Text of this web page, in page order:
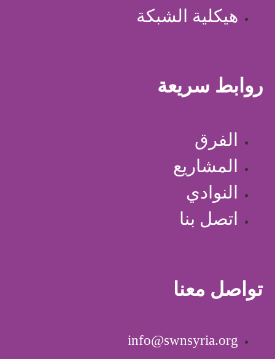
هيكلية الشبكة
روابط سريعة
الفرق
المشاريع
النوادي
اتصل بنا
تواصل معنا
info@swnsyria.org